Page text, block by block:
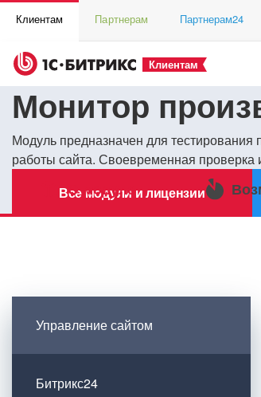
Клиентам Партнерам Партнерам24
Клиентам
Монитор
Модуль предназначен для
работы сайта. Своевременная проверка
Все модули и лицензии
О модуле
Управление сайтом
Битрикс24